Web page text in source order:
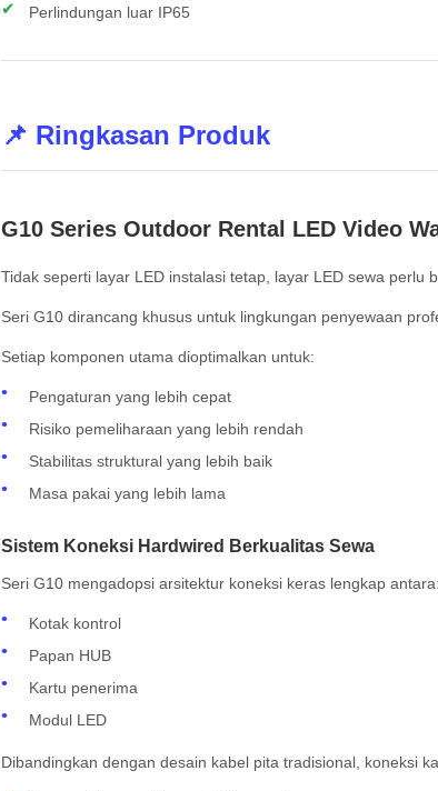
Perlindungan luar IP65
📌 Ringkasan Produk
G10 Series Outdoor Rental LED Video
Tidak seperti layar LED instalasi tetap, layar LED sewa perlu
Seri G10 dirancang khusus untuk lingkungan penyewaan
Setiap komponen utama dioptimalkan untuk:
Pengaturan yang lebih cepat
Risiko pemeliharaan yang lebih rendah
Stabilitas struktural yang lebih baik
Masa pakai yang lebih lama
Sistem Koneksi Hardwired Berkualitas Sewa
Seri G10 mengadopsi arsitektur koneksi keras lengkap antara:
Kotak kontrol
Papan HUB
Kartu penerima
Modul LED
Dibandingkan dengan desain kabel pita tradisional, koneksi